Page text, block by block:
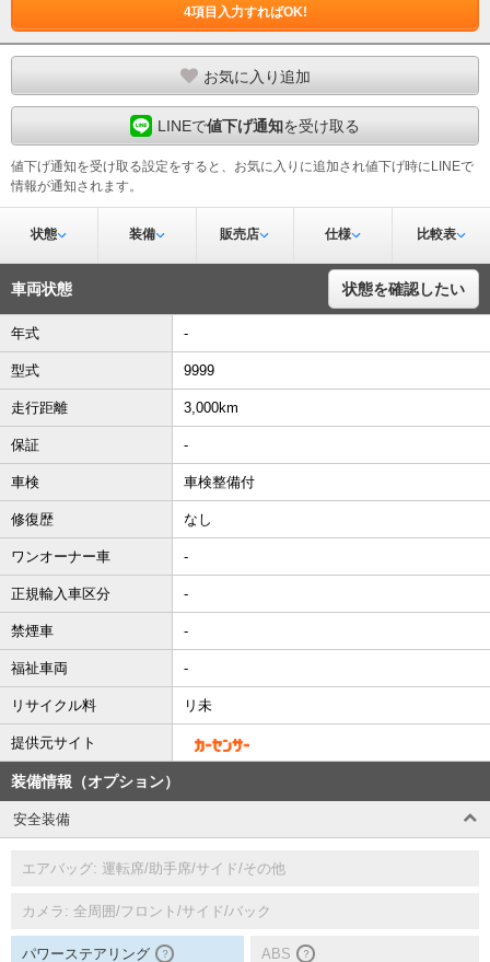
4項目入力すればOK!
お気に入り追加
LINEで値下げ通知を受け取る
値下げ通知を受け取る設定をすると、お気に入りに追加され値下げ時にLINEで
情報が通知されます。
状態 装備 販売店 仕様 比較表
車両状態 状態を確認したい
年式 -
型式 9999
走行距離 3,000km
保証 -
車検 車検整備付
修復歴 なし
ワンオーナー車 -
正規輸入車区分 -
禁煙車 -
福祉車両 -
リサイクル料 リ未
提供元サイト
装備情報（オプション）
安全装備
エアバッグ: 運転席/助手席/サイド/その他
カメラ: 全周囲/フロント/サイド/バック
パワーステアリング ？ ABS ？